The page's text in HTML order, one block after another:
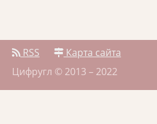
RSS
Карта сайта
Цифругл © 2013 – 2022